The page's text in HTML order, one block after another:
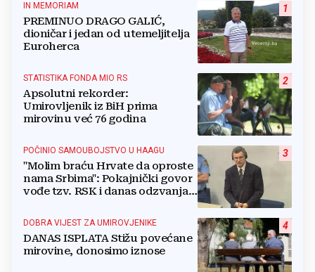
1
IN MEMORIAM
PREMINUO DRAGO GALIĆ,
dioničar i jedan od utemeljitelja
Euroherca
2
STATISTIKA FONDA MIO RS
Apsolutni rekorder:
Umirovljenik iz BiH prima
mirovinu već 76 godina
3
POČINIO SAMOUBOJSTVO U HAAGU
"Molim braću Hrvate da oproste
nama Srbima": Pokajnički govor
vođe tzv. RSK i danas odzvanja
4
DOBRA VIJEST ZA UMIROVJENIKE
DANAS ISPLATA Stižu povećane
mirovine, donosimo iznose